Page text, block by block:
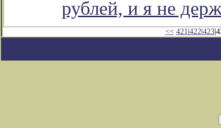
рублей, и я не
<< 421 |422|423